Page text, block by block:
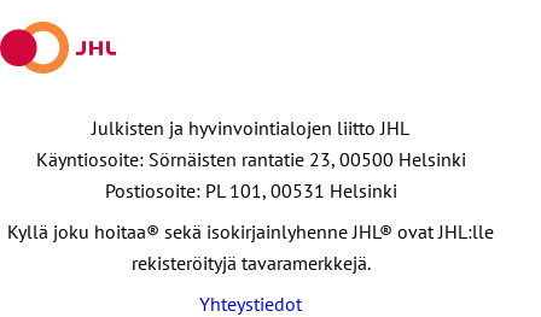
Julkisten ja hyvinvointialojen liitto JHL
Käyntiosoite: Sörnäisten rantatie 23, 00500 Helsinki
Postiosoite: PL 101, 00531 Helsinki
Kyllä joku hoitaa® sekä isokirjainlyhenne JHL® ovat JHL:lle
rekisteröityjä tavaramerkkejä.
Yhteystiedot